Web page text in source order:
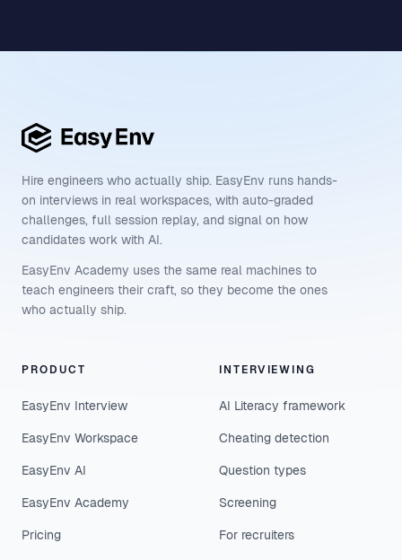
Hire engineers who actually ship. EasyEnv runs hands-
on interviews in real workspaces, with auto-graded
challenges, full session replay, and signal on how
candidates work with AI.
EasyEnv Academy uses the same real machines to
teach engineers their craft, so they become the ones
who actually ship.
PRODUCT
EasyEnv Interview
EasyEnv Workspace
EasyEnv AI
EasyEnv Academy
Pricing
INTERVIEWING
AI Literacy framework
Cheating detection
Question types
Screening
For recruiters